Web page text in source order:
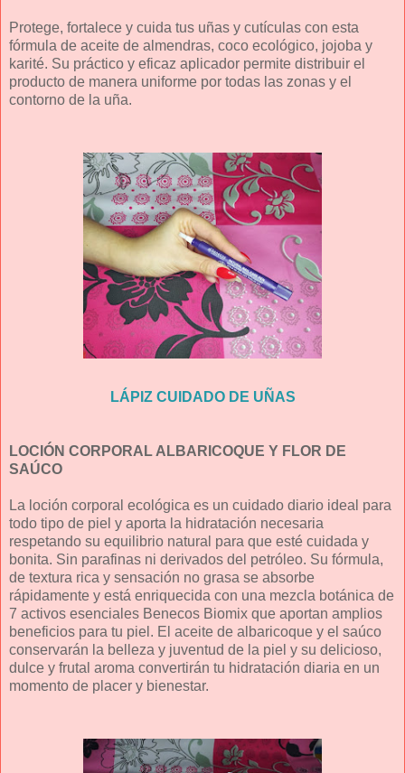
Protege, fortalece y cuida tus uñas y cutículas con esta
fórmula de aceite de almendras, coco ecológico, jojoba y
karité. Su práctico y eficaz aplicador permite distribuir el
producto de manera uniforme por todas las zonas y el
contorno de la uña.
LÁPIZ CUIDADO DE UÑAS
LOCIÓN CORPORAL ALBARICOQUE Y FLOR DE
SAÚCO
La loción corporal ecológica es un cuidado diario ideal para
todo tipo de piel y aporta la hidratación necesaria
respetando su equilibrio natural para que esté cuidada y
bonita. Sin parafinas ni derivados del petróleo. Su fórmula,
de textura rica y sensación no grasa se absorbe
rápidamente y está enriquecida con una mezcla botánica de
7 activos esenciales Benecos Biomix que aportan amplios
beneficios para tu piel. El aceite de albaricoque y el saúco
conservarán la belleza y juventud de la piel y su delicioso,
dulce y frutal aroma convertirán tu hidratación diaria en un
momento de placer y bienestar.